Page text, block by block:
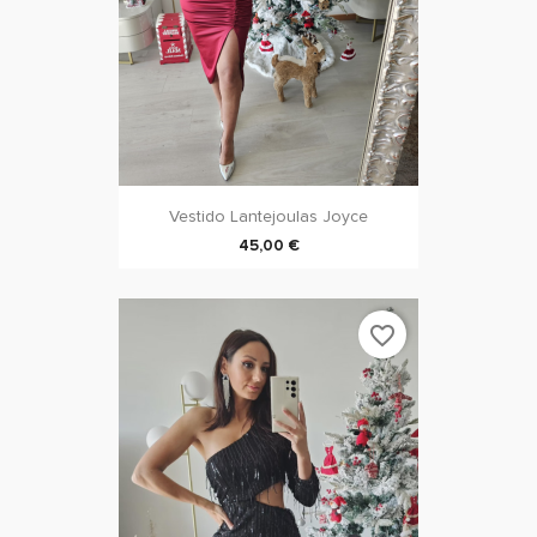
Vestido Lantejoulas Joyce
45,00 €
favorite_border